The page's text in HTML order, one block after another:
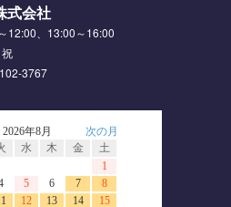
式会社
12:00、13:00～16:00
3767